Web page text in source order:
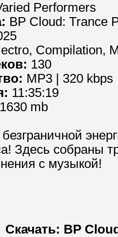
Performers
BP Cloud: Trance
Compilation,
130
MP3 | 320 kbps
11:35:19
1630 mb
Здесь собраны
с музыкой!
Скачать: BP